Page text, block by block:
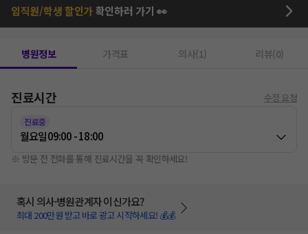
임직원/학생 할인가확인하러 가기 👀
병원정보 가격표 의사(1) 리뷰(0)
진료시간 수정 요청
진료중
월요일09:00 - 18:00
※ 방문 전 전화를 통해 진료시간을 꼭 확인하세요!
혹시 의사·병원관계자 이신가요?
최대 200만원 받고 바로 광고 시작하세요! 💰💰